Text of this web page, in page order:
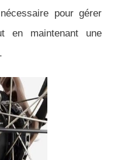
pour gérer
en maintenant une